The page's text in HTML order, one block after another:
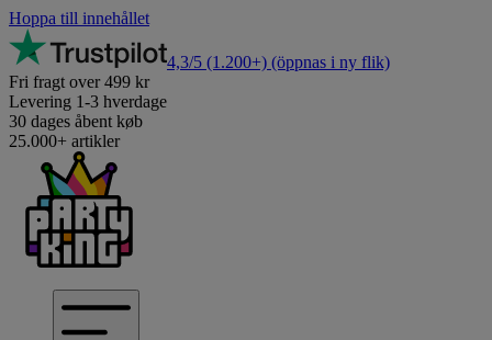
Hoppa till innehållet
4,3/5 (1.200+) (öppnas i ny flik)
Fri fragt over 499 kr
Levering 1-3 hverdage
30 dages åbent køb
25.000+ artikler